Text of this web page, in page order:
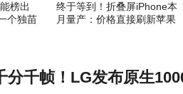
榜出
个独苗
终于等到！折叠屏iPhone本
月量产：价格直接刷新苹果
分千帧！LG发布原生